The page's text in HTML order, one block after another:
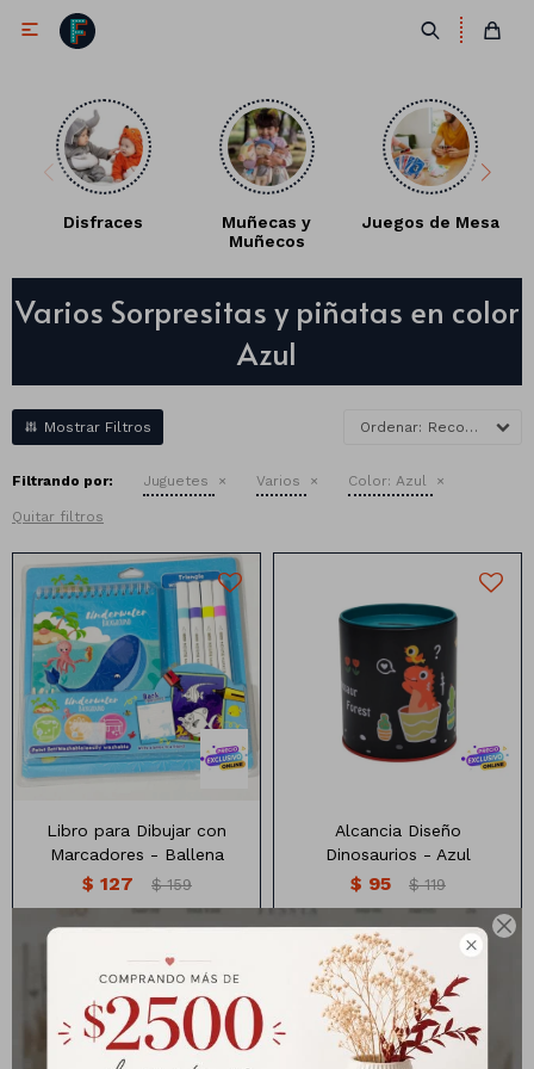


Disfraces
Muñecas y
Muñecos
Juegos de Mesa
Varios Sorpresitas y piñatas en color
Azul
Recomendados
Filtrando por: Juguetes Varios Color: Azul
Quitar filtros
Libro para Dibujar con
Marcadores - Ballena
$ 127 $ 159
Alcancia con diseño
dinosaurios
Alcancia Diseño
Dinosaurios - Azul
$ 95 $ 119
Antifaces
Lentes
Corbatas
Collares
Gorros
Vinchas
Con forma
Clásicas
Vasos